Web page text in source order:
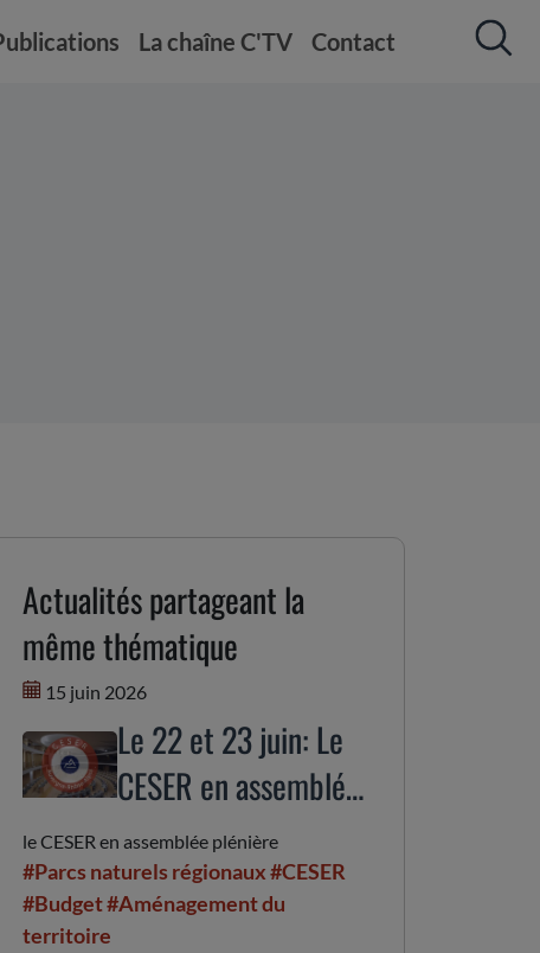
La chaîne C'TV Contact
Actualités partageant la
même thématique
15 juin 2026
Le 22 et 23 juin: Le
CESER en assemblée
plénière
le CESER en assemblée plénière
#Parcs naturels régionaux#CESER
#Budget#Aménagement du
territoire